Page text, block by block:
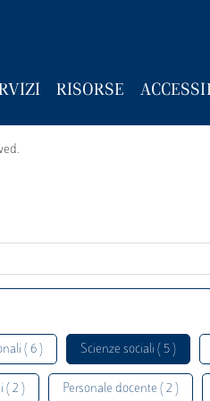
RISORSE
( 6 ) Scienze sociali ( 5 )
( 2 ) Personale docente ( 2 )